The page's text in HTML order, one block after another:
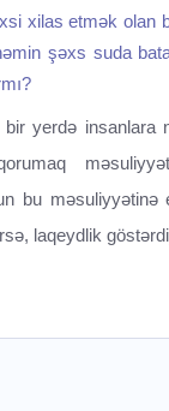
xilas etmək olan
şəxs suda
yerdə insanlara
bu məsuliyyətinə
laqeydlik